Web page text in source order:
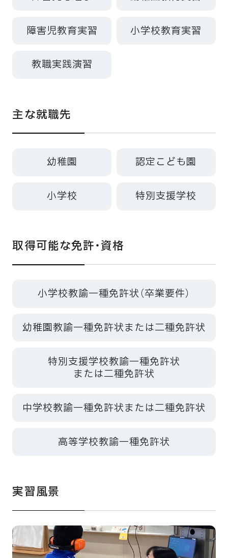
障害児教育実習 小学校教育実習
教職実践演習
主な就職先
幼稚園 認定こども園
小学校 特別支援学校
取得可能な免許・資格
小学校教諭一種免許状（卒業要件）
幼稚園教諭一種免許状または二種免許状
特別支援学校教諭一種免許状
または二種免許状
中学校教諭一種免許状または二種免許状
高等学校教諭一種免許状
実習風景